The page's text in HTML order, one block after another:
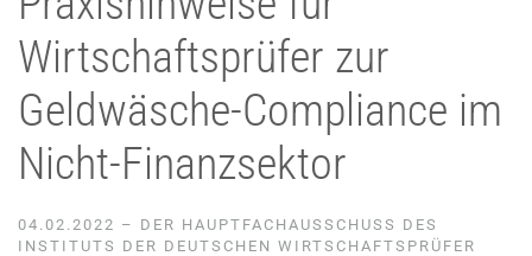
Wirtschaftsprüfer zur
Geldwäsche-Compliance im
Nicht-Finanzsektor
04.02.2022 – DER HAUPTFACHAUSSCHUSS DES
INSTITUTS DER DEUTSCHEN WIRTSCHAFTSPRÜFER